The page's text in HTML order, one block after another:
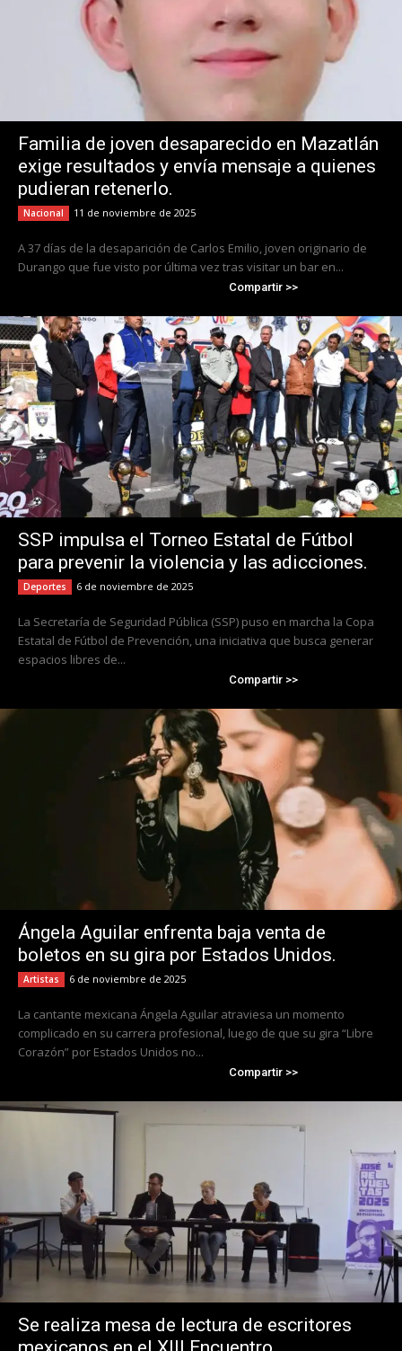
Familia de joven desaparecido en Mazatlán
exige resultados y envía mensaje a quienes
pudieran retenerlo.
Nacional 11 de noviembre de 2025
A 37 días de la desaparición de Carlos Emilio, joven originario de
Durango que fue visto por última vez tras visitar un bar en...
Compartir >>
SSP impulsa el Torneo Estatal de Fútbol
para prevenir la violencia y las adicciones.
Deportes 6 de noviembre de 2025
La Secretaría de Seguridad Pública (SSP) puso en marcha la Copa
Estatal de Fútbol de Prevención, una iniciativa que busca generar
espacios libres de...
Compartir >>
Ángela Aguilar enfrenta baja venta de
boletos en su gira por Estados Unidos.
Artistas 6 de noviembre de 2025
La cantante mexicana Ángela Aguilar atraviesa un momento
complicado en su carrera profesional, luego de que su gira “Libre
Corazón” por Estados Unidos no...
Compartir >>
Se realiza mesa de lectura de escritores